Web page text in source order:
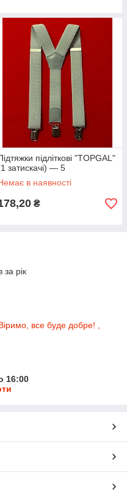
підліткові "TOPGAL"
затискачі) — 5
в наявності
₴
за рік
все буде добре! ,
16:00